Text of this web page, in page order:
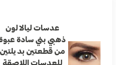
عدسات ليالا لون
ذهبي بني سادة
من قطعتين بديلتين
للعدسات اللاصقة